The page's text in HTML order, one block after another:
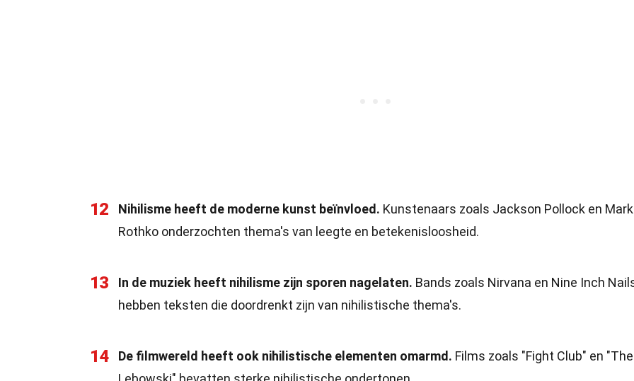
12 Nihilisme heeft de moderne kunst beïnvloed. Kunstenaars zoals Jackson Pollock en Mark
Rothko onderzochten thema's van leegte en betekenisloosheid.
13 In de muziek heeft nihilisme zijn sporen nagelaten. Bands zoals Nirvana en Nine Inch
hebben teksten die doordrenkt zijn van nihilistische thema's.
14 De filmwereld heeft ook nihilistische elementen omarmd. Films zoals "Fight Club" en